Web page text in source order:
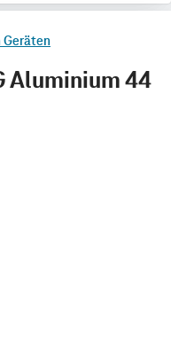
Geräten
Aluminium 44